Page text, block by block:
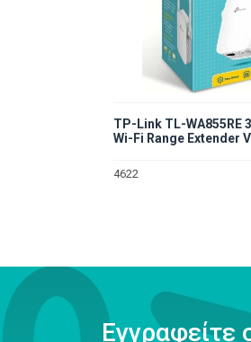
TP-Link TL-WA855RE
Wi-Fi Range Extender
4622
Εγγραφείτε